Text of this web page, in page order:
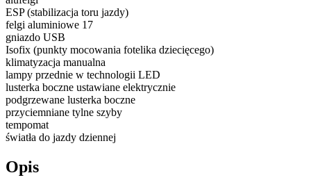
ESP (stabilizacja toru jazdy)
felgi aluminiowe 17
gniazdo USB
Isofix (punkty mocowania fotelika dziecięcego)
klimatyzacja manualna
lampy przednie w technologii LED
lusterka boczne ustawiane elektrycznie
podgrzewane lusterka boczne
przyciemniane tylne szyby
tempomat
światła do jazdy dziennej
Opis